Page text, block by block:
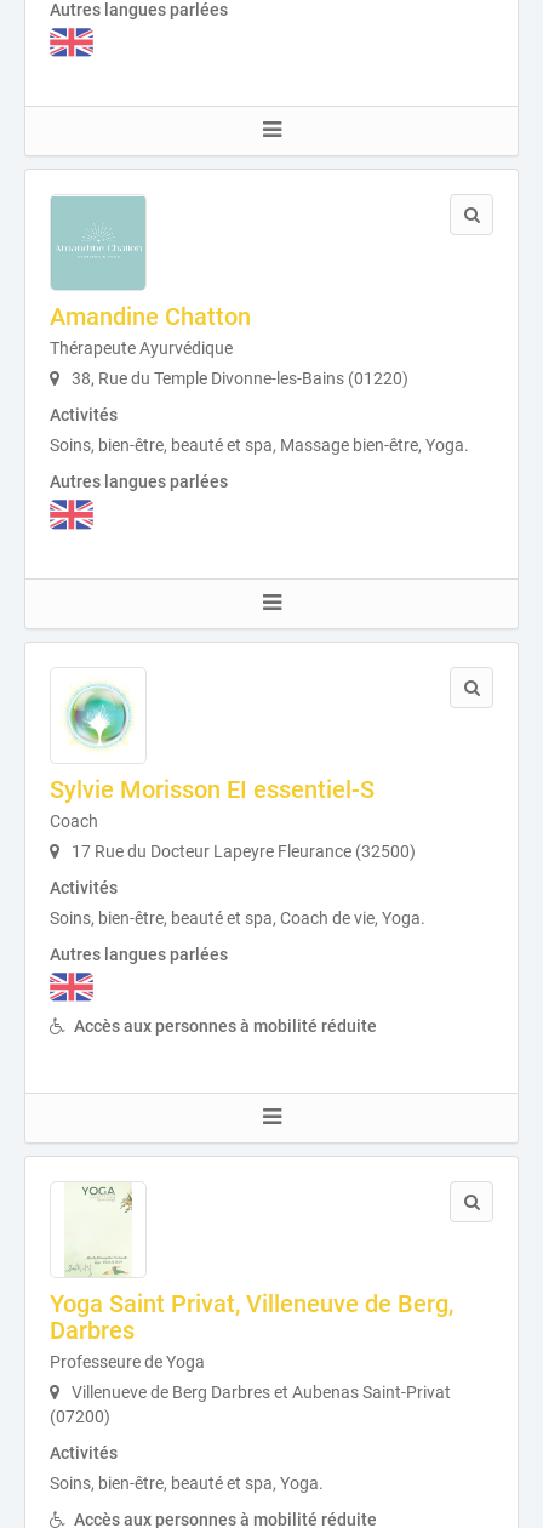
Autres langues parlées
Amandine Chatton
Thérapeute Ayurvédique
38, Rue du Temple Divonne-les-Bains (01220)
Activités
Soins, bien-être, beauté et spa, Massage bien-être, Yoga.
Autres langues parlées
Sylvie Morisson EI essentiel-S
Coach
17 Rue du Docteur Lapeyre Fleurance (32500)
Activités
Soins, bien-être, beauté et spa, Coach de vie, Yoga.
Autres langues parlées
Accès aux personnes à mobilité réduite
Yoga Saint Privat, Villeneuve de Berg,
Darbres
Professeure de Yoga
Villenueve de Berg Darbres et Aubenas Saint-Privat
(07200)
Activités
Soins, bien-être, beauté et spa, Yoga.
Accès aux personnes à mobilité réduite